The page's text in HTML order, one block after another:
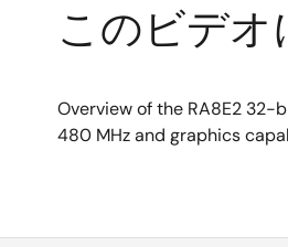
このビデオ
Overview of the RA8E2
480 MHz and graphics